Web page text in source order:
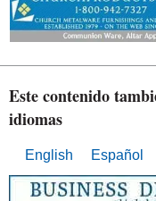
Este contenido
idiomas
English Español